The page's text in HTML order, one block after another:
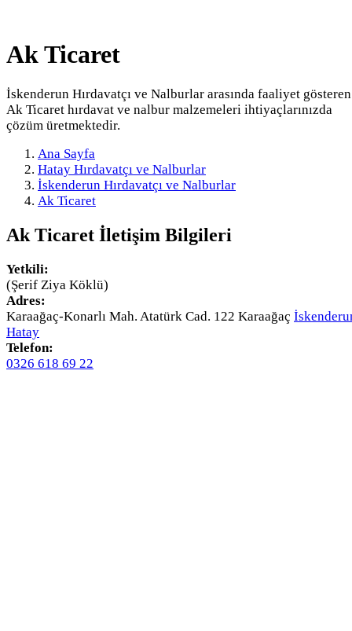
Ak Ticaret
İskenderun Hırdavatçı ve Nalburlar arasında faaliyet gösteren
Ak Ticaret hırdavat ve nalbur malzemeleri ihtiyaçlarınızda
çözüm üretmektedir.
Ana Sayfa
Hatay Hırdavatçı ve Nalburlar
İskenderun Hırdavatçı ve Nalburlar
Ak Ticaret
Ak Ticaret İletişim Bilgileri
Yetkili:
(Şerif Ziya Köklü)
Adres:
Karaağaç-Konarlı Mah. Atatürk Cad. 122 Karaağaç
Hatay
Telefon:
0326 618 69 22